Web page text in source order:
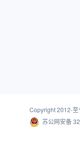
Copyright 2012-至
苏公网安备